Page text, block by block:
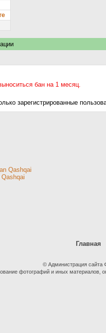
бан на 1 месяц.
зарегистрированные
Qashqai
Главная
© Администрация
фотографий и иных материалов,